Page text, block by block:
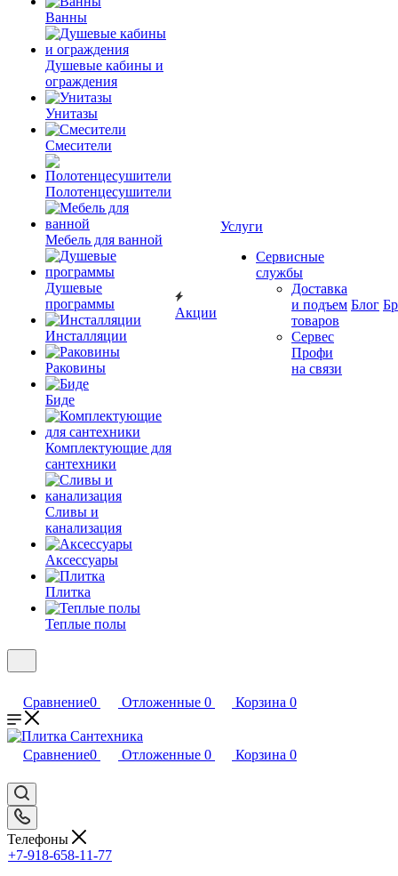
Ванны
Душевые кабины и
ограждения
Унитазы
Смесители
Полотенцесушители
Мебель для ванной
Душевые
программы
Инсталляции
Раковины
Биде
Комплектующие для
сантехники
Сливы и
канализация
Аксессуары
Плитка
Теплые полы
Акции
Услуги
Сервисные
службы
Доставка
и подъем
товаров
Сервес
Профи
на связи
Блог
Сравнение0 Отложенные 0 Корзина 0
Сравнение0 Отложенные 0 Корзина 0
Телефоны
+7-918-658-11-77